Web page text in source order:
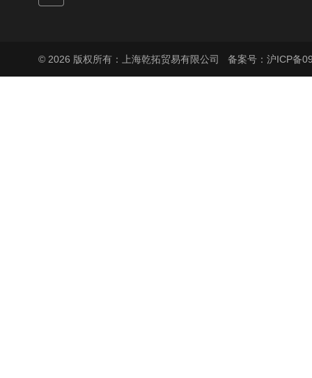
© 2026 版权所有：上海乾拓贸易有限公司 备案号：沪ICP备